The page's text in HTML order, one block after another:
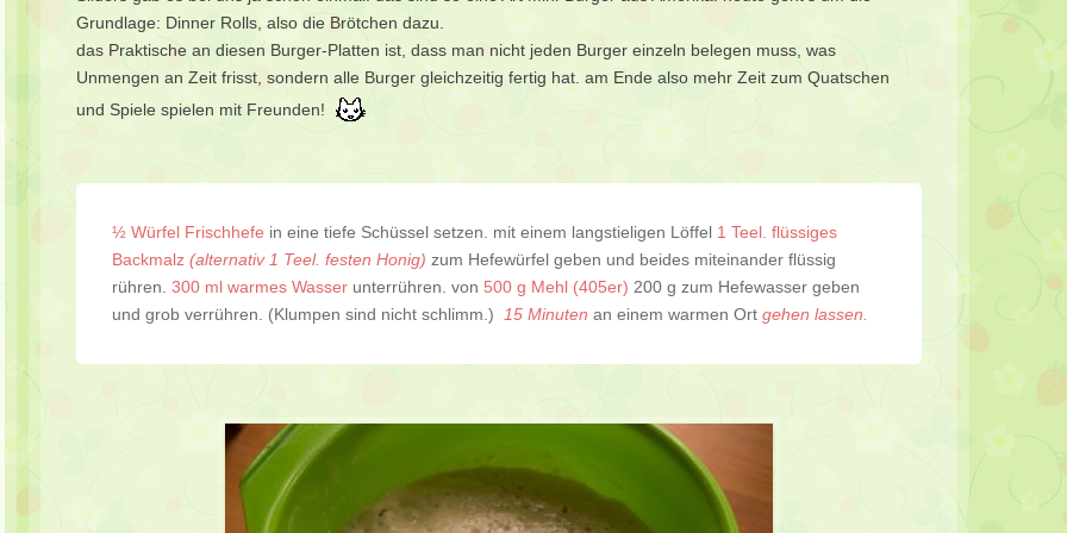
Grundlage: Dinner Rolls, also die Brötchen dazu.
das Praktische an diesen Burger-Platten ist, dass man nicht jeden Burger einzeln belegen muss, was
Unmengen an Zeit frisst, sondern alle Burger gleichzeitig fertig hat. am Ende also mehr Zeit zum Quatschen
und Spiele spielen mit Freunden!
½ Würfel Frischhefe in eine tiefe Schüssel setzen. mit einem langstieligen Löffel 1 Teel. flüssiges
Backmalz (alternativ 1 Teel. festen Honig) zum Hefewürfel geben und beides miteinander flüssig
rühren. 300 ml warmes Wasser unterrühren. von 500 g Mehl (405er) 200 g zum Hefewasser geben
und grob verrühren. (Klumpen sind nicht schlimm.)
15 Minuten an einem warmen Ort gehen lassen.